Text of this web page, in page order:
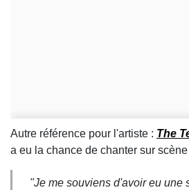
Autre référence pour l'artiste : The
a eu la chance de chanter sur scène
"Je me souviens d'avoir eu une